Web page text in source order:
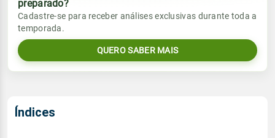
Umidade do ar
69%94%
Rajada de vento
Sol
06:21h às 17:36h
Lua
Chuva
0.0mm
Umidade do ar
Vento
E - 3km/h
Rajada de vento
Sol
preparado?
Cadastre-se para receber análises exclusivas durante toda a
temporada.
QUERO SABER MAIS
Índices